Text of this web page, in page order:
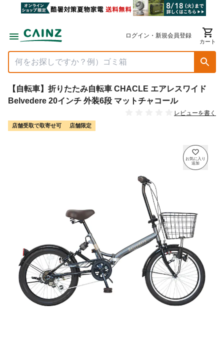
ログイン・新規会員登録
カート
【自転車】折りたたみ自転車 CHACLE エアレスワイド
Belvedere 20インチ 外装6段 マットチャコール
レビューを書く
店舗受取で取寄せ可 店舗限定